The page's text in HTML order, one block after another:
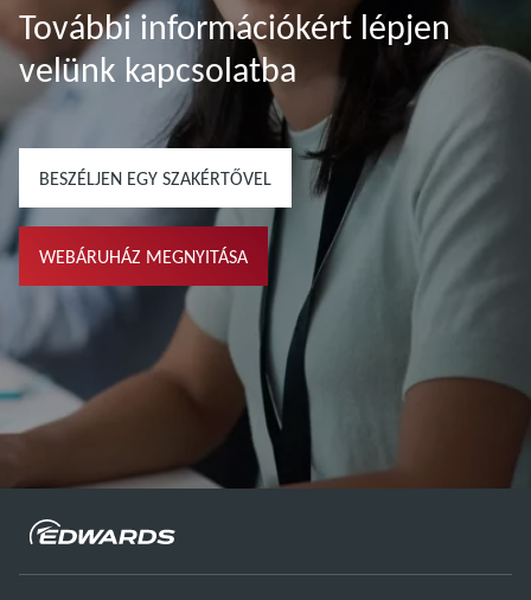
További információkért lépjen
velünk kapcsolatba
BESZÉLJEN EGY SZAKÉRTŐVEL
WEBÁRUHÁZ MEGNYITÁSA